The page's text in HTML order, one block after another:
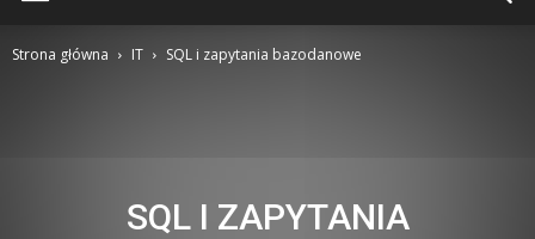
Strona główna IT SQL i zapytania bazodanowe
SQL I ZAPYTANIA